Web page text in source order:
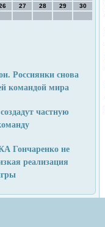
27 28 29
30
Россиянки снова
командой мира
частную
Гончаренко не
реализация